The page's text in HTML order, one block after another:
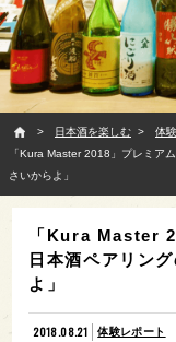
日本酒を楽しむ
体
「Kura Master 2018」プレミア
さいからよ」
「Kura Master
日本酒ペアリン
よ」
2018.08.21 体験レポート